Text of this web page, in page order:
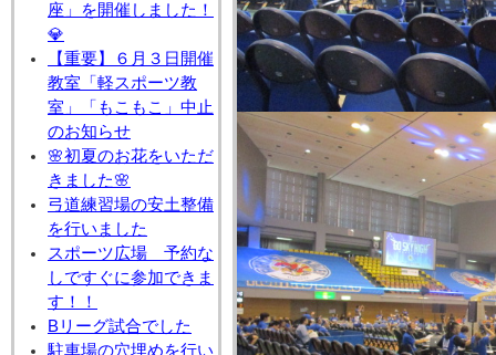
座」を開催しました！
💎
【重要】６月３日開催
教室「軽スポーツ教
室」「もこもこ」中止
のお知らせ
🌸初夏のお花をいただ
きました🌸
弓道練習場の安土整備
を行いました
スポーツ広場 予約な
しですぐに参加できま
す！！
Bリーグ試合でした
駐車場の穴埋めを行い